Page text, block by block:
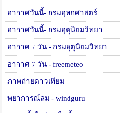
อากาศวันนี้- กรมอุทกศาสตร์
อากาศวันนี้- กรมอุตุนิยมวิทยา
อากาศ 7 วัน - กรมอุตุนิยมวิทยา
อากาศ 7 วัน - freemeteo
ภาพถ่ายดาวเทียม
พยาการณ์ลม - windguru